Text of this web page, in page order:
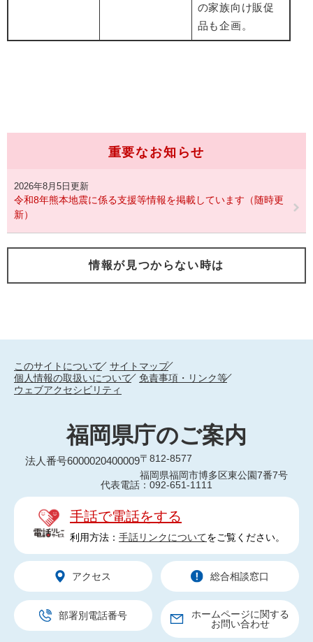
の家族向け販促
品も企画。
重要なお知らせ
2026年8月5日更新
令和8年熊本地震に係る支援等情報を掲載しています（随時更
新）
情報が見つからない時は
このサイトについて
サイトマップ
個人情報の取扱いについて
免責事項・リンク等
ウェブアクセシビリティ
福岡県庁のご案内
法人番号6000020400009〒812-8577
福岡県福岡市博多区東公園7番7号
代表電話：092-651-1111
手話で電話をする
利用方法： 手話リンクについてをご覧ください。
アクセス 総合相談窓口
部署別電話番号
ホームページに関する
お問い合わせ